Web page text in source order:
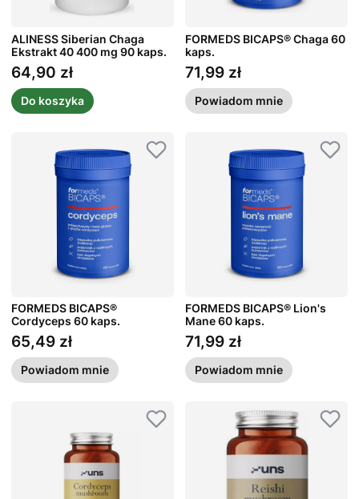
ALINESS Siberian Chaga
Ekstrakt 40 400 mg 90 kaps.
Cena
64,90 zł
Do koszyka
FORMEDS BICAPS® Chaga 60
kaps.
Cena
71,99 zł
Powiadom mnie
FORMEDS BICAPS®
Cordyceps 60 kaps.
Cena
65,49 zł
Powiadom mnie
FORMEDS BICAPS® Lion's
Mane 60 kaps.
Cena
71,99 zł
Powiadom mnie